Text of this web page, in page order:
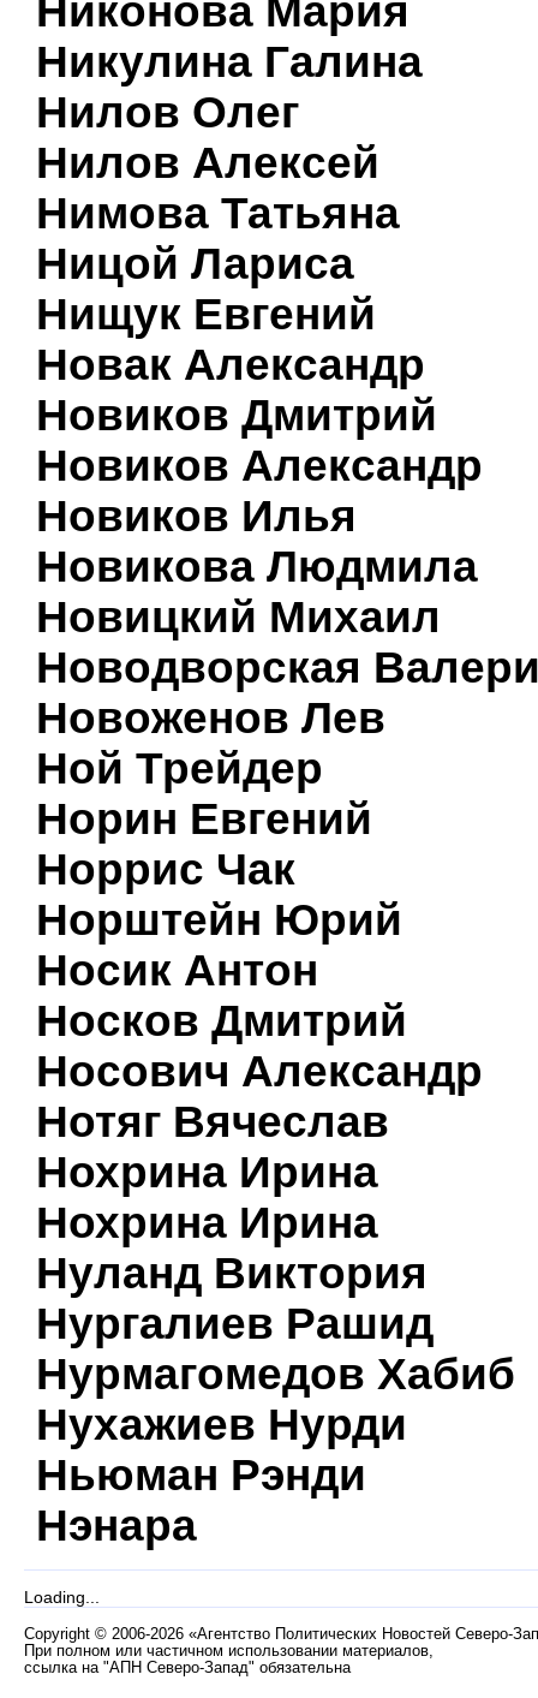
Никонова Мария
Никулина Галина
Нилов Олег
Нилов Алексей
Нимова Татьяна
Ницой Лариса
Нищук Евгений
Новак Александр
Новиков Дмитрий
Новиков Александр
Новиков Илья
Новикова Людмила
Новицкий Михаил
Новодворская
Новоженов Лев
Ной Трейдер
Норин Евгений
Норрис Чак
Норштейн Юрий
Носик Антон
Носков Дмитрий
Носович Александр
Нотяг Вячеслав
Нохрина Ирина
Нохрина Ирина
Нуланд Виктория
Нургалиев Рашид
Нурмагомедов Хабиб
Нухажиев Нурди
Ньюман Рэнди
Нэнара
Loading...
Copyright © 2006-2026 «Агентство Политических Новостей Северо-
При полном или частичном использовании материалов,
ссылка на "АПН Северо-Запад" обязательна